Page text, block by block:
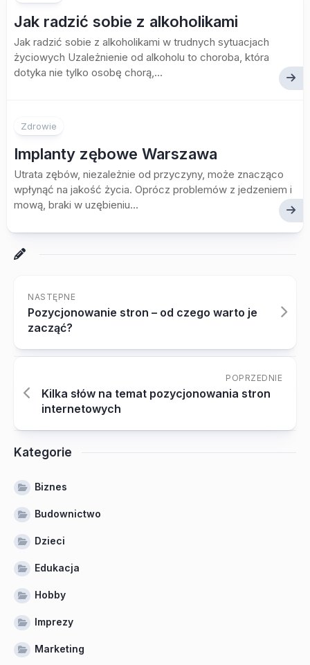
Jak radzić sobie z alkoholikami
Jak radzić sobie z alkoholikami w trudnych sytuacjach
życiowych Uzależnienie od alkoholu to choroba, która
dotyka nie tylko osobę chorą,...
Zdrowie
Implanty zębowe Warszawa
Utrata zębów, niezależnie od przyczyny, może znacząco
wpłynąć na jakość życia. Oprócz problemów z jedzeniem i
mową, braki w uzębieniu...
NASTĘPNE
Pozycjonowanie stron – od czego warto je
zacząć?
POPRZEDNIE
Kilka słów na temat pozycjonowania stron
internetowych
Kategorie
Biznes
Budownictwo
Dzieci
Edukacja
Hobby
Imprezy
Marketing